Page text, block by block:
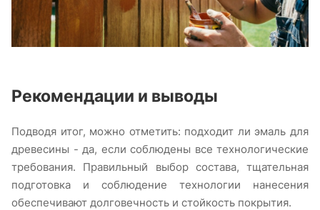
Рекомендации и выводы
Подводя итог, можно отметить: подходит ли эмаль для
древесины - да, если соблюдены все технологические
требования. Правильный выбор состава, тщательная
подготовка и соблюдение технологии нанесения
обеспечивают долговечность и стойкость покрытия.